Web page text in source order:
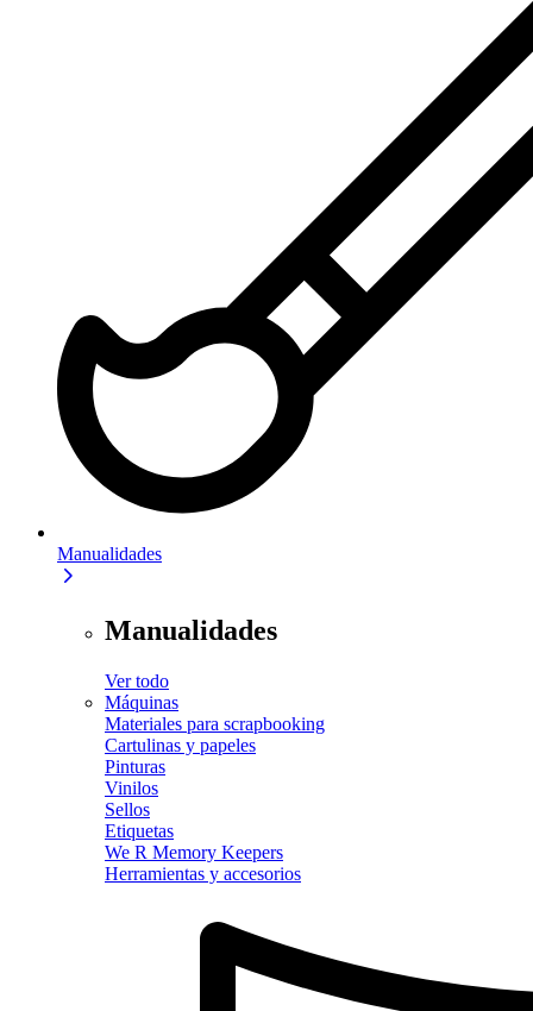
Manualidades
Manualidades
Ver todo
Máquinas
Materiales para scrapbooking
Cartulinas y papeles
Pinturas
Vinilos
Sellos
Etiquetas
We R Memory Keepers
Herramientas y accesorios